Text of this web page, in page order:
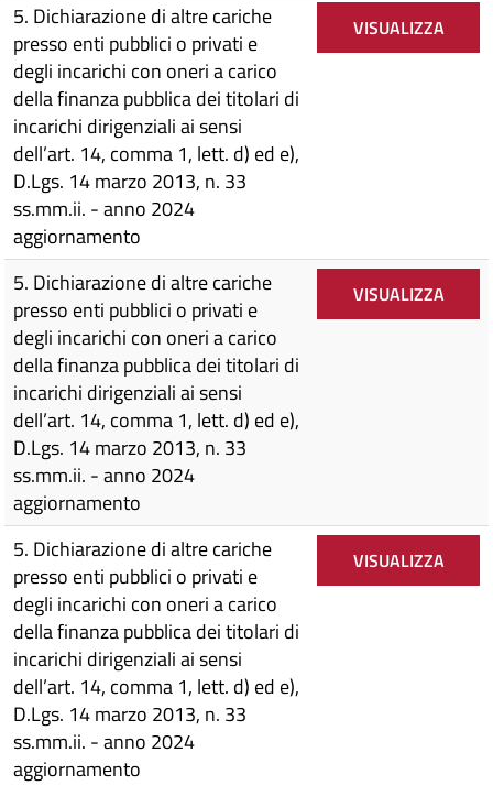
5. Dichiarazione di altre cariche
presso enti pubblici o privati e
degli incarichi con oneri a carico
della finanza pubblica dei titolari di
incarichi dirigenziali ai sensi
dell’art. 14, comma 1, lett. d) ed e),
D.Lgs. 14 marzo 2013, n. 33
ss.mm.ii. - anno 2024
aggiornamento
VISUALIZZA
5. Dichiarazione di altre cariche
presso enti pubblici o privati e
degli incarichi con oneri a carico
della finanza pubblica dei titolari di
incarichi dirigenziali ai sensi
dell’art. 14, comma 1, lett. d) ed e),
D.Lgs. 14 marzo 2013, n. 33
ss.mm.ii. - anno 2024
aggiornamento
VISUALIZZA
5. Dichiarazione di altre cariche
presso enti pubblici o privati e
degli incarichi con oneri a carico
della finanza pubblica dei titolari di
incarichi dirigenziali ai sensi
dell’art. 14, comma 1, lett. d) ed e),
D.Lgs. 14 marzo 2013, n. 33
ss.mm.ii. - anno 2024
aggiornamento
VISUALIZZA